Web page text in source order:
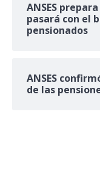
ANSES
pasará con el
pensionados
ANSES
de las